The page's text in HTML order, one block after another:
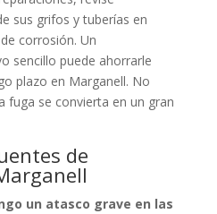
sus grifos y tuberías en
corrosión. Un
sencillo puede ahorrarle
plazo en Marganell. No
fuga se convierta en un gran
de
un atasco grave en las